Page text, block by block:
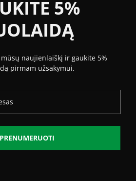
5%
naujienlaiškį ir gaukite 5%
pirmam užsakymui.
PRENUMERUOTI